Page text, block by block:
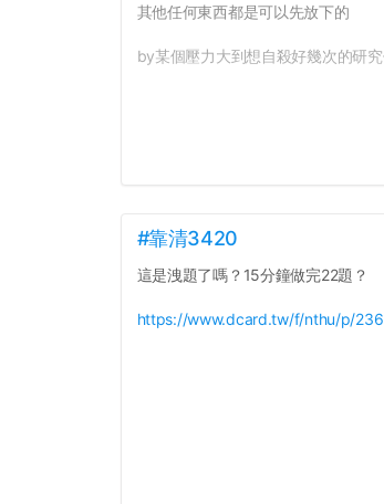
其他任何東西都是可以先放下的
by某個壓力大到想自殺好幾次的研
#靠清3420
這是洩題了嗎？15分鐘做完22題？
https://www.dcard.tw/f/nthu/p/